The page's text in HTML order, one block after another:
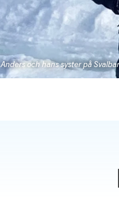
Anders och hans syster på